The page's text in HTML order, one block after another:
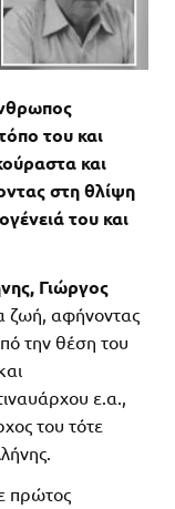
του και
και
στη θλίψη
του και
Γιώργος
ζωή, αφήνοντας
την θέση του
ε.α.,
του τότε
πρώτος